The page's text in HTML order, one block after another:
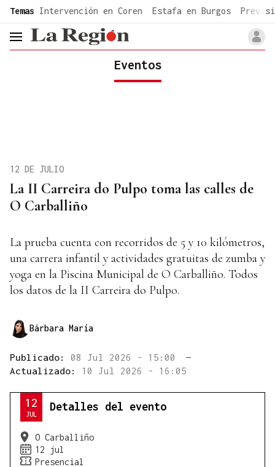
common.go-to-content
Temas Intervención en Coren Estafa en Burgos
header.menu.open
Eventos
La II Carreira do Pulpo toma las calles de
O Carballiño
12 DE JULIO
La prueba cuenta con recorridos de 5 y 10 kilómetros,
una carrera infantil y actividades gratuitas de zumba y
yoga en la Piscina Municipal de O Carballiño. Todos
los datos de la II Carreira do Pulpo.
Bárbara María
Publicado: 08 Jul 2026 - 15:00
—
Actualizado: 10 Jul 2026 - 16:05
12
JUL
Detalles del evento
O Carballiño
12 jul
Presencial